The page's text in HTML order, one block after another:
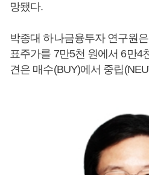
망됐다.
박종대 하나금융투자 연구원
표주가를 7만5천 원에서 6만4
견은 매수(BUY)에서 중립